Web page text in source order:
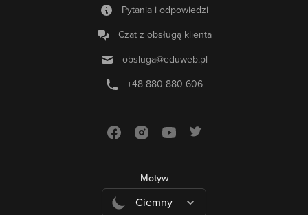
Pytania i odpowiedzi
Czat z obsługą klienta
obsluga@eduweb.pl
+48 880 880 606
Motyw
Ciemny